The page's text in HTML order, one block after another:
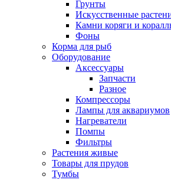
Грунты
Искусственные
Камни коряги и
Фоны
Корма для рыб
Оборудование
Аксессуары
Запчасти
Разное
Компрессоры
Лампы для аквариумов
Нагреватели
Помпы
Фильтры
Растения живые
Товары для прудов
Тумбы